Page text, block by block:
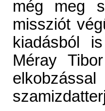
még meg
missziót
kiadásból
Méray